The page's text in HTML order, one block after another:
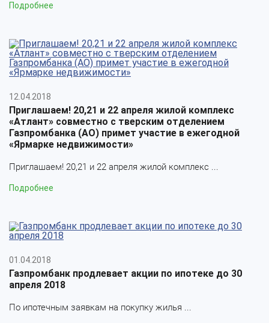
Подробнее
12.04.2018
Приглашаем! 20,21 и 22 апреля жилой комплекс
«Атлант» совместно с тверским отделением
Газпромбанка (АО) примет участие в ежегодной
«Ярмарке недвижимости»
Приглашаем! 20,21 и 22 апреля жилой комплекс ...
Подробнее
01.04.2018
Газпромбанк продлевает акции по ипотеке до 30
апреля 2018
По ипотечным заявкам на покупку жилья ...